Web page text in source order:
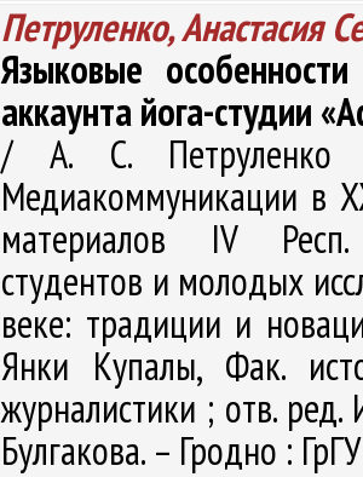
Петруленко, Анастасия
Языковые
аккаунта йога-студии
/ А. С.
Медиакоммуникации в
материалов IV Респ.
студентов и молодых
веке: традиции и
Янки Купалы, Фак.
журналистики ; отв.
Булгакова. – Гродно :